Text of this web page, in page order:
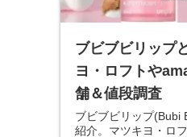
ブビブビリップ
ヨ・ロフトや
舗＆値段調査
ブビブビリップ(Bubi
紹介。マツキヨ・ロ